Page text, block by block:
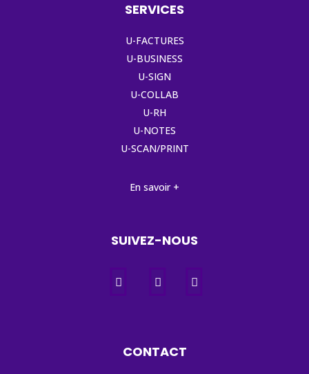
SERVICES
U-FACTURES
U-BUSINESS
U-SIGN
U-COLLAB
U-RH
U-NOTES
U-SCAN/PRINT
En savoir +
SUIVEZ-NOUS
CONTACT